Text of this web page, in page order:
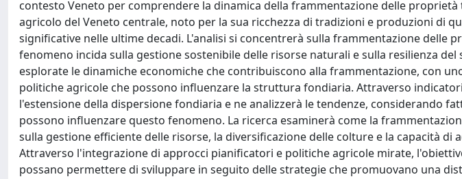
contesto Veneto per comprendere la dinamica della frammentazione delle
agricolo del Veneto centrale, noto per la sua ricchezza di tradizioni e produzioni di
significative nelle ultime decadi. L'analisi si concentrerà sulla frammentazione delle
fenomeno incida sulla gestione sostenibile delle risorse naturali e sulla resilienza
esplorate le dinamiche economiche che contribuiscono alla frammentazione, con
politiche agricole che possono influenzare la struttura fondiaria. Attraverso
l'estensione della dispersione fondiaria e ne analizzerà le tendenze, considerando
possono influenzare questo fenomeno. La ricerca esaminerà come la
sulla gestione efficiente delle risorse, la diversificazione delle colture e la capacità di
Attraverso l'integrazione di approcci pianificatori e politiche agricole mirate,
possano permettere di sviluppare in seguito delle strategie che promuovano una